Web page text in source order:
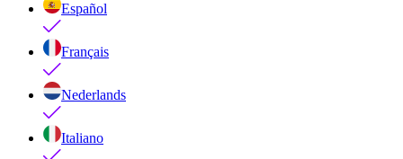
Español
Français
Nederlands
Italiano